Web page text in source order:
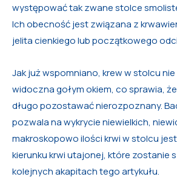
występować tak zwane stolce
Ich obecność jest związana z
jelita cienkiego lub początkowego
Jak już wspomniano, krew w stolcu
widoczna gołym okiem, co sprawia,
długo pozostawać nierozpoznany.
pozwala na wykrycie niewielkich,
makroskopowo ilości krwi w stolcu
kierunku krwi utajonej, które zostanie
kolejnych akapitach tego artykułu.